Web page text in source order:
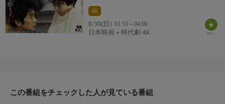
4K
8/30(日) 01:55～04:00
日本映画＋時代劇 4K
この番組をチェックした人が見ている番組